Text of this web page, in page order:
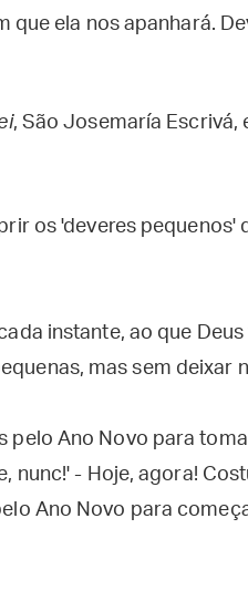
ela nos apanhará.
, São Josemaría Escrivá,
os 'deveres pequenos'
instante, ao que
mas sem deixar
pelo Ano Novo para
nunc!' - Hoje, agora!
Ano Novo para